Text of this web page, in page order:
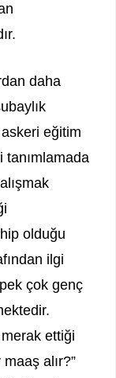
daha
eğitim
tanımlamada
olduğu
ilgi
çok genç
ettiği
alır?”